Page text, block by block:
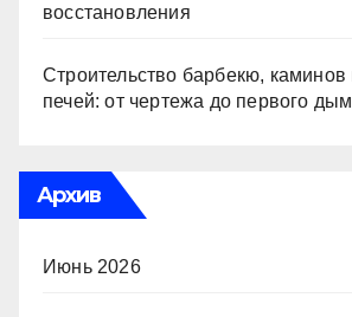
восстановления
Строительство барбекю,
печей: от чертежа до первого
Архив
Июнь 2026